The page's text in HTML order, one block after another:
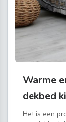
Warme
dekbed
Het is een